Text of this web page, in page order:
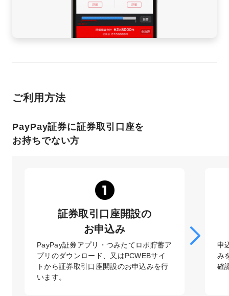
ご利用方法
PayPay証券に証券取引口座を
お持ちでない方
証券取引口座開設の
お申込み
PayPay証券アプリ・つみたてロボ貯蓄ア
プリのダウンロード、又はPCWEBサイ
トから証券取引口座開設のお申込みを行
います。
申
み
確